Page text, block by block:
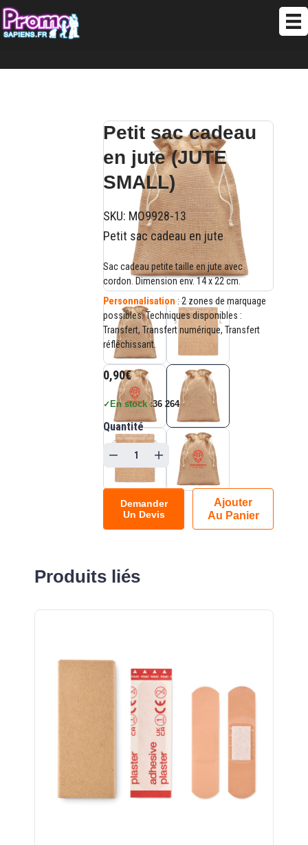
Petit sac cadeau
en jute (JUTE
SMALL)
SKU: MO9928-13
Petit sac cadeau en jute
Sac cadeau petite taille en jute avec
cordon. Dimension env. 14 x 22 cm.
Personnalisation: 2 zones de marquage
possibles. Techniques disponibles :
Transfert, Transfert numérique, Transfert
réfléchissant.
0,90€
✓ En stock :36 264
Quantité
Demander
Un Devis
Ajouter
Au Panier
Produits liés